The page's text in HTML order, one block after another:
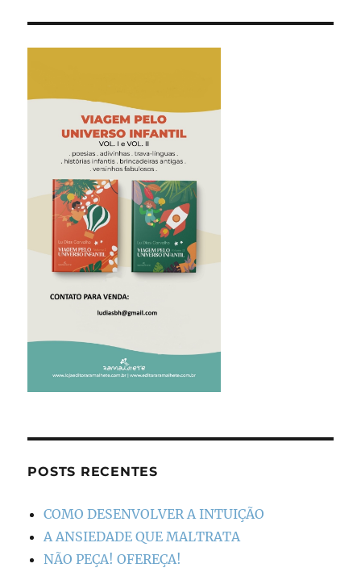
POSTS RECENTES
COMO DESENVOLVER A INTUIÇÃO
A ANSIEDADE QUE MALTRATA
NÃO PEÇA! OFEREÇA!